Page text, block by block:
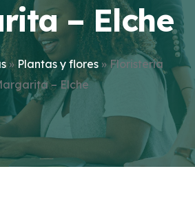
– Elche
» Plantas y flores»Floristería
– Elche